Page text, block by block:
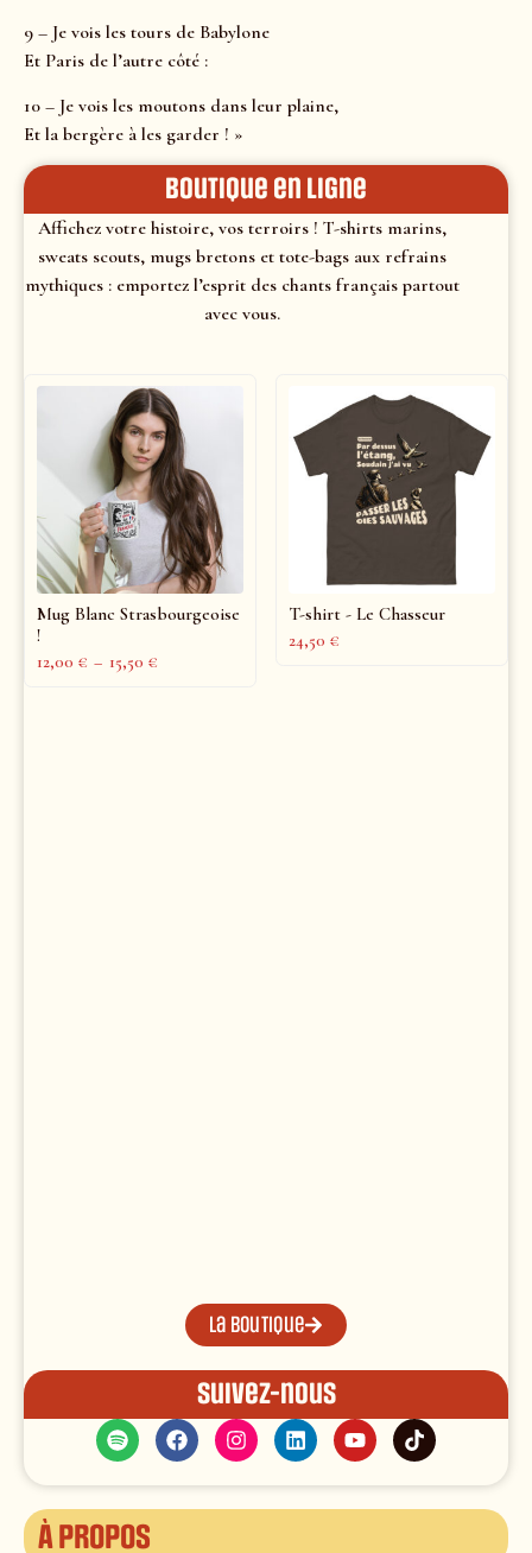
9 – Je vois les tours de Babylone
Et Paris de l’autre côté :
10 – Je vois les moutons dans leur plaine,
Et la bergère à les garder ! »
Boutique en ligne
Affichez votre histoire, vos terroirs ! T-shirts marins,
sweats scouts, mugs bretons et tote-bags aux refrains
mythiques : emportez l’esprit des chants français partout
avec vous.
Mug Blanc Strasbourgeoise
!
12,00 € – 15,50 €
T-shirt - Le Chasseur
24,50 €
La boutique
Suivez-nous
À propos